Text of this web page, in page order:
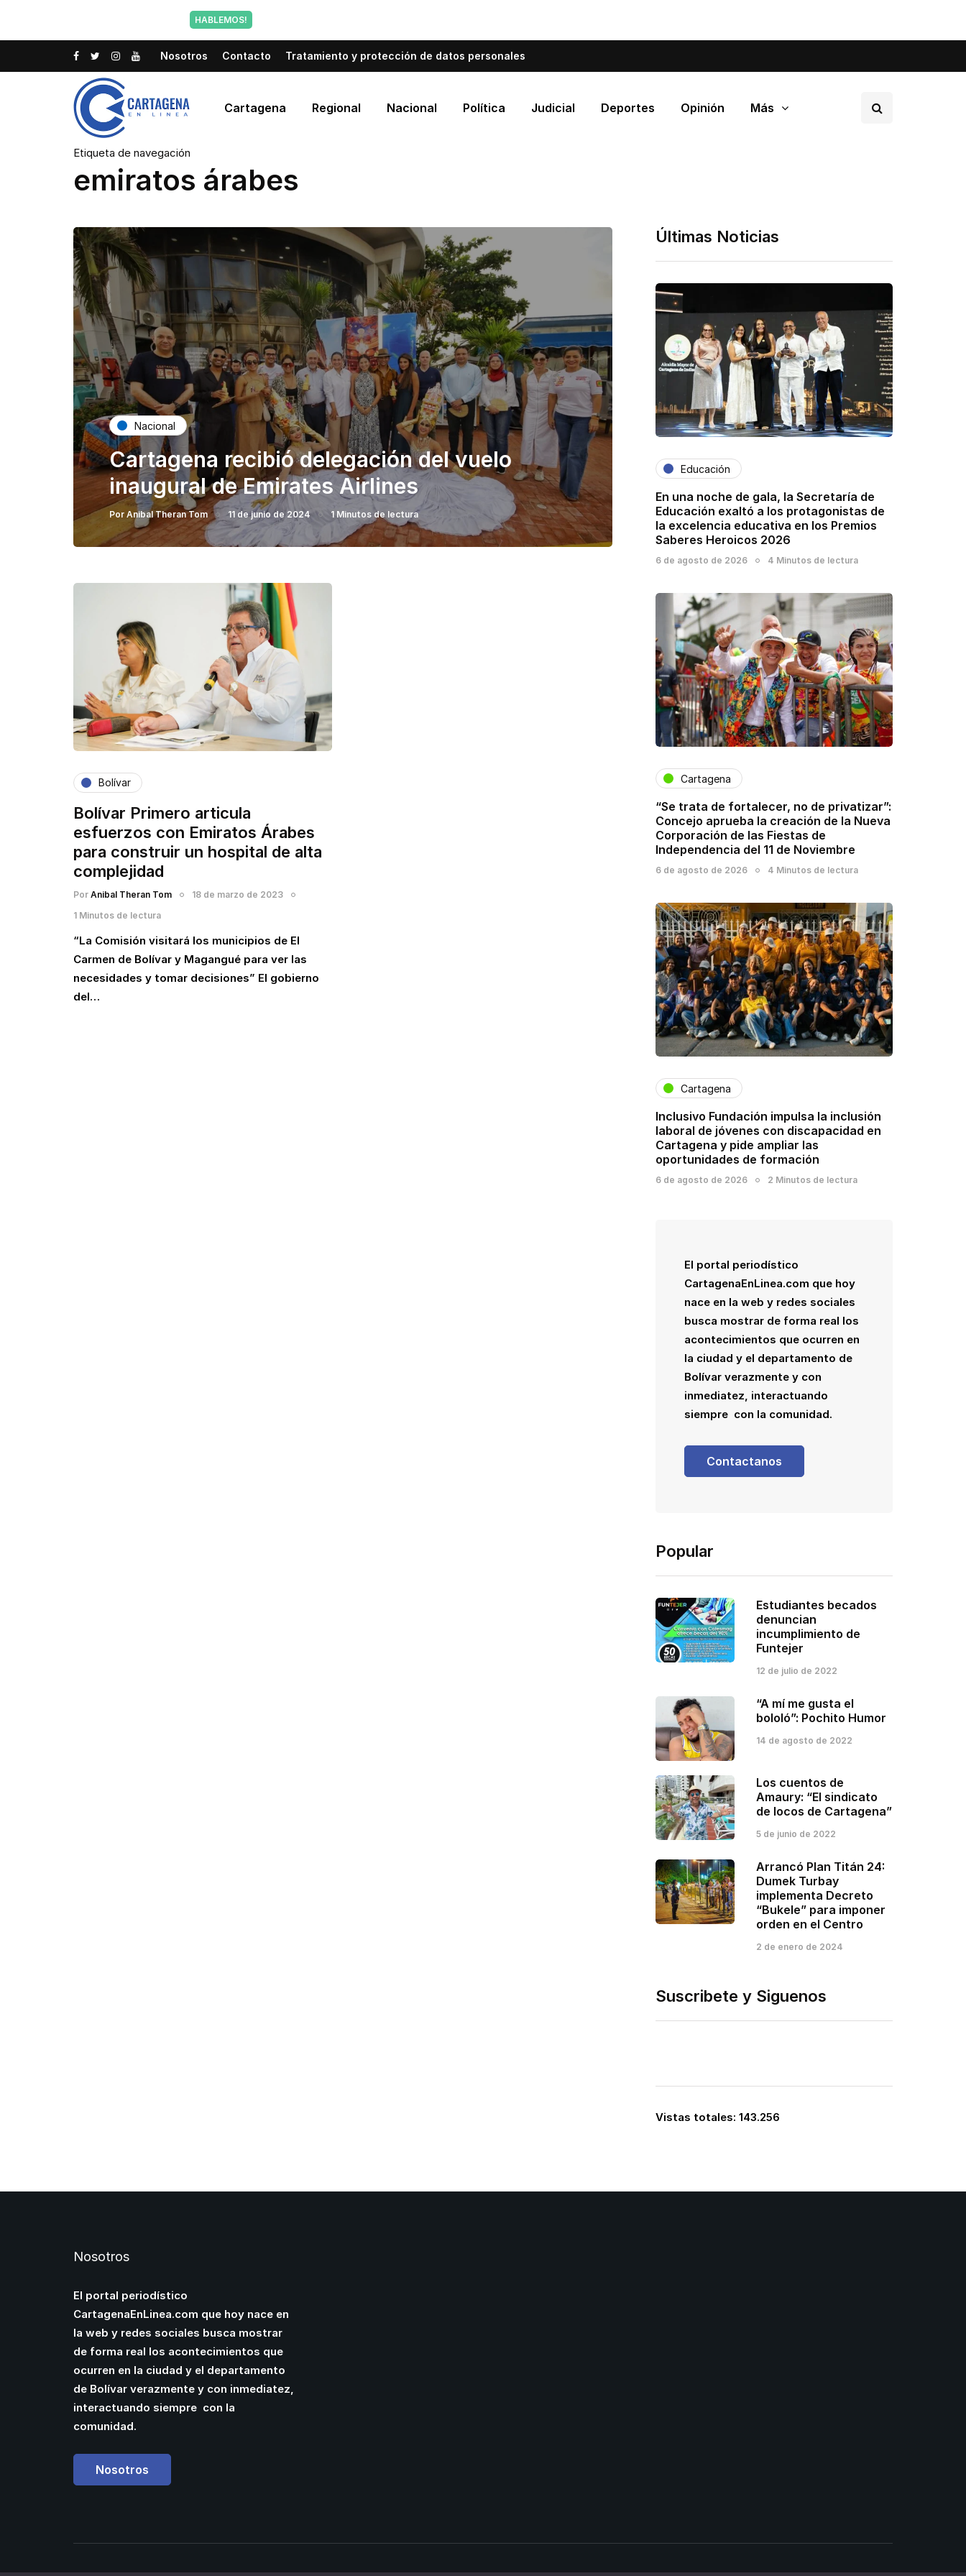
HABLEMOS!
Nosotros Contacto Tratamiento y protección de datos personales
Cartagena Regional Nacional Política Judicial Deportes Opinión Más
Etiqueta de navegación
emiratos árabes
Nacional
Cartagena recibió delegación del vuelo
inaugural de Emirates Airlines
Por Anibal Theran Tom 11 de junio de 2024 1 Minutos de lectura
Bolívar
Bolívar Primero articula
esfuerzos con Emiratos Árabes
para construir un hospital de alta
complejidad
Por Anibal Theran Tom
18 de marzo de 2023
1 Minutos de lectura
“La Comisión visitará los municipios de El
Carmen de Bolívar y Magangué para ver las
necesidades y tomar decisiones” El gobierno
del…
Últimas Noticias
Educación
En una noche de gala, la Secretaría de
Educación exaltó a los protagonistas de
la excelencia educativa en los Premios
Saberes Heroicos 2026
6 de agosto de 2026 4 Minutos de lectura
Cartagena
“Se trata de fortalecer, no de privatizar”:
Concejo aprueba la creación de la Nueva
Corporación de las Fiestas de
Independencia del 11 de Noviembre
6 de agosto de 2026 4 Minutos de lectura
Cartagena
Inclusivo Fundación impulsa la inclusión
laboral de jóvenes con discapacidad en
Cartagena y pide ampliar las
oportunidades de formación
6 de agosto de 2026 2 Minutos de lectura
El portal periodístico
CartagenaEnLinea.com que hoy
nace en la web y redes sociales
busca mostrar de forma real los
acontecimientos que ocurren en
la ciudad y el departamento de
Bolívar verazmente y con
inmediatez, interactuando
siempre con la comunidad.
Contactanos
Popular
Estudiantes becados
denuncian
incumplimiento de
Funtejer
12 de julio de 2022
“A mí me gusta el
bololó”: Pochito Humor
14 de agosto de 2022
Los cuentos de
Amaury: “El sindicato
de locos de Cartagena”
5 de junio de 2022
Arrancó Plan Titán 24:
Dumek Turbay
implementa Decreto
“Bukele” para imponer
orden en el Centro
2 de enero de 2024
Suscribete y Siguenos
Vistas totales: 143.256
Nosotros
El portal periodístico
CartagenaEnLinea.com que hoy nace en
la web y redes sociales busca mostrar
de forma real los acontecimientos que
ocurren en la ciudad y el departamento
de Bolívar verazmente y con inmediatez,
interactuando siempre con la
comunidad.
Nosotros